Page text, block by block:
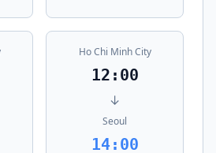
Ho Chi Minh City
12:00
↓
Seoul
14:00